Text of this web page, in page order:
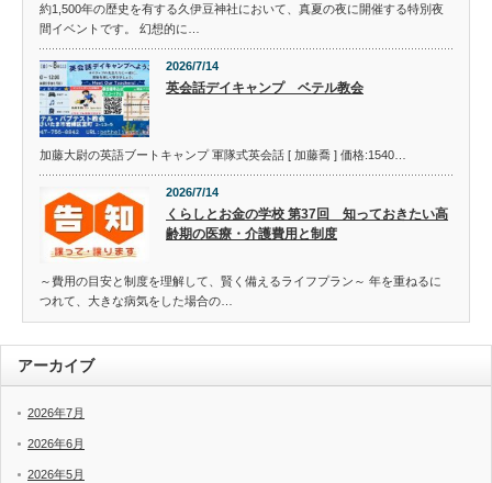
約1,500年の歴史を有する久伊豆神社において、真夏の夜に開催する特別夜
間イベントです。 幻想的に…
2026/7/14
英会話デイキャンプ ベテル教会
加藤大尉の英語ブートキャンプ 軍隊式英会話 [ 加藤喬 ] 価格:1540…
2026/7/14
くらしとお金の学校 第37回 知っておきたい高
齢期の医療・介護費用と制度
～費用の目安と制度を理解して、賢く備えるライフプラン～ 年を重ねるに
つれて、大きな病気をした場合の…
アーカイブ
2026年7月
2026年6月
2026年5月